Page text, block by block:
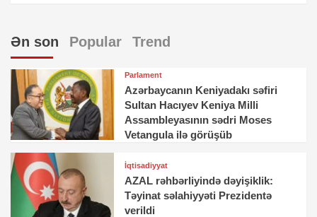
Ən son Popular Trend
Parlament
Azərbaycanın Keniyadakı səfiri
Sultan Hacıyev Keniya Milli
Assambleyasının sədri Moses
Vetangula ilə görüşüb
İqtisadiyyat
AZAL rəhbərliyində dəyişiklik:
Təyinat səlahiyyəti Prezidentə
verildi